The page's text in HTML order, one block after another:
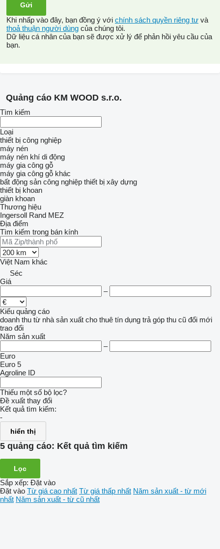
Khi nhấp vào đây, bạn đồng ý với chính sách quyền riêng tư và
thoả thuận người dùng của chúng tôi.
Dữ liệu cá nhân của bạn sẽ được xử lý để phản hồi yêu cầu của
bạn.
Quảng cáo KM WOOD s.r.o.
Tìm kiếm
Loại
thiết bị công nghiệp
máy nén
máy nén khí di động
máy gia công gỗ
máy gia công gỗ khác
bất động sản công nghiệp thiết bị xây dựng
thiết bị khoan
giàn khoan
Thương hiệu
Ingersoll Rand MEZ
Địa điểm
Tìm kiếm trong bán kính
Việt Nam khác
Séc
Giá
–
Kiểu quảng cáo
doanh thu từ nhà sản xuất cho thuê tín dụng trả góp thu cũ đổi mới
trao đổi
Năm sản xuất
–
Euro
Euro 5
Agroline ID
Thiếu một số bộ lọc?
Đề xuất thay đổi
Kết quả tìm kiếm:
-
hiển thị
5 quảng cáo: Kết quả tìm kiếm
Lọc
Sắp xếp: Đặt vào
Đặt vào Từ giá cao nhất Từ giá thấp nhất Năm sản xuất - từ mới
nhất Năm sản xuất - từ cũ nhất